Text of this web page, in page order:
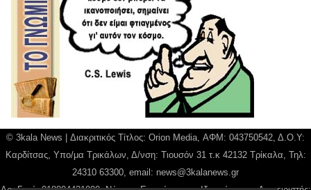
© 3kala News | Διακριτικός Τίτλος: Orion Media, ΑΦΜ: 043750542, Δ.Ο.Υ:
Καρδίτσας, Υπο/μα Τρικάλων, Δ/νση: Τιουσόν 31 τ.κ 42132 Τρίκαλα, Τηλ:
24310 63300, email: news@3kalanews.gr